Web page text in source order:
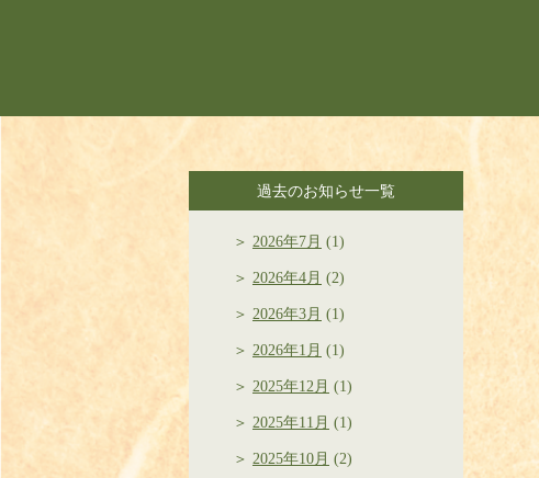
過去のお知らせ一覧
2026年7月 (1)
2026年4月 (2)
2026年3月 (1)
2026年1月 (1)
2025年12月 (1)
2025年11月 (1)
2025年10月 (2)